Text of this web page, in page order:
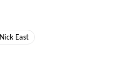
Nick East